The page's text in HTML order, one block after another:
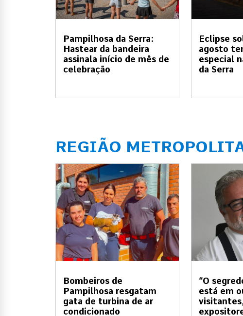
Pampilhosa da Serra:
Hastear da bandeira
assinala início de mês de
celebração
Eclipse
agosto
especial
da Serra
REGIÃO
Bombeiros de
Pampilhosa resgatam
gata de turbina de ar
condicionado
“O
está em